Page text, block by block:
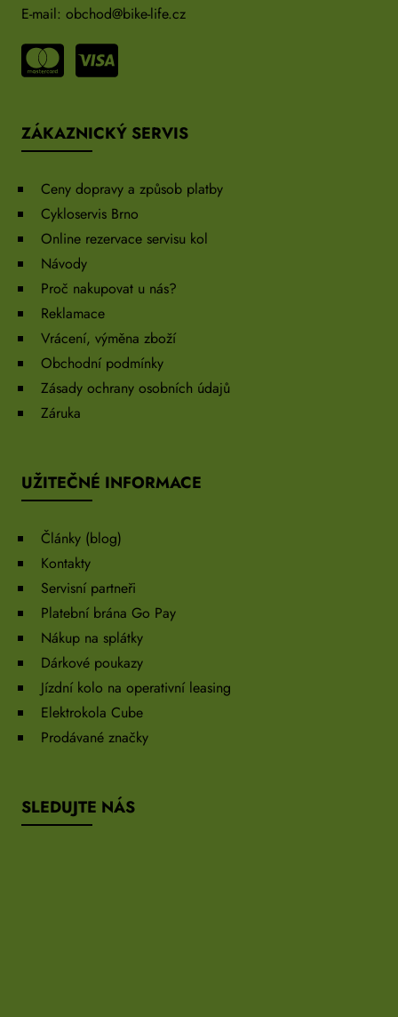
E-mail: obchod@bike-life.cz
ZÁKAZNICKÝ SERVIS
Ceny dopravy a způsob platby
Cykloservis Brno
Online rezervace servisu kol
Návody
Proč nakupovat u nás?
Reklamace
Vrácení, výměna zboží
Obchodní podmínky
Zásady ochrany osobních údajů
Záruka
UŽITEČNÉ INFORMACE
Články (blog)
Kontakty
Servisní partneři
Platební brána Go Pay
Nákup na splátky
Dárkové poukazy
Jízdní kolo na operativní leasing
Elektrokola Cube
Prodávané značky
SLEDUJTE NÁS